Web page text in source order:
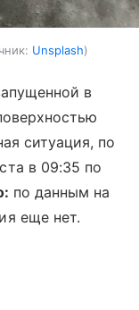
Unsplash
в
ситуация, по
в 09:35 по
по данным на
еще нет.